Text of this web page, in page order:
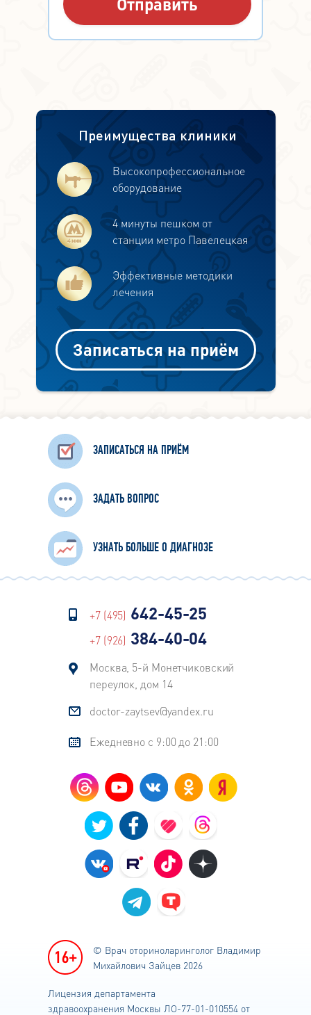
Преимущества клиники
Высокопрофессиональное
оборудование
4 минуты пешком от
станции метро Павелецкая
Эффективные методики
лечения
Записаться на приём
ЗАПИСАТЬСЯ НА ПРИЁМ
ЗАДАТЬ ВОПРОС
УЗНАТЬ БОЛЬШЕ О ДИАГНОЗЕ
+7 (495) 642-45-25
+7 (926) 384-40-04
Москва, 5-й Монетчиковский
переулок, дом 14
doctor-zaytsev@yandex.ru
Ежедневно с 9:00 до 21:00
© Врач оториноларинголог Владимир
Михайлович Зайцев 2026
Лицензия департамента
здравоохранения Москвы ЛО-77-01-010554 от